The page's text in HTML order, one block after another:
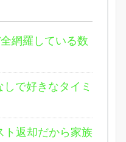
網羅している数
で好きなタイミ
ト返却だから家族